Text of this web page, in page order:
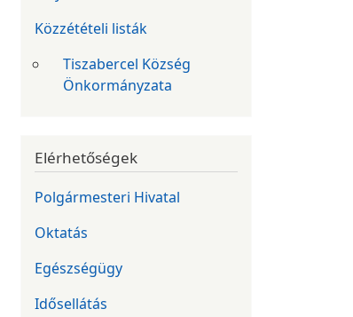
Közzétételi listák
Tiszabercel Község
Önkormányzata
Elérhetőségek
Polgármesteri Hivatal
Oktatás
Egészségügy
Idősellátás